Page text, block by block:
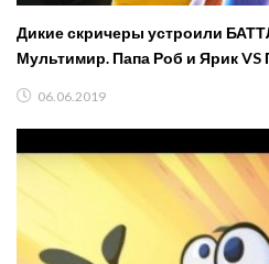
Дикие скричеры устроили
Мультимир. Папа Роб и Ярик VS
06.06.2019